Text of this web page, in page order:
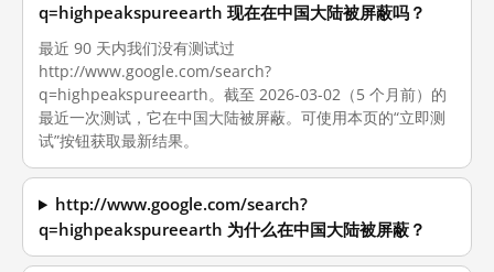
q=highpeakspureearth 现在在中国大陆被屏蔽吗？
最近 90 天内我们没有测试过
http://www.google.com/search?
q=highpeakspureearth。截至 2026-03-02（5 个月前）的
最近一次测试，它在中国大陆被屏蔽。可使用本页的“立即测
试”按钮获取最新结果。
http://www.google.com/search?
q=highpeakspureearth 为什么在中国大陆被屏蔽？